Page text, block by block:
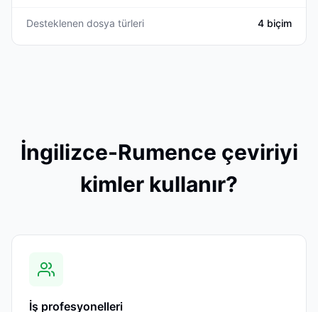
Desteklenen dosya türleri 4 biçim
İngilizce-Rumence çeviriyi
kimler kullanır?
İş profesyonelleri